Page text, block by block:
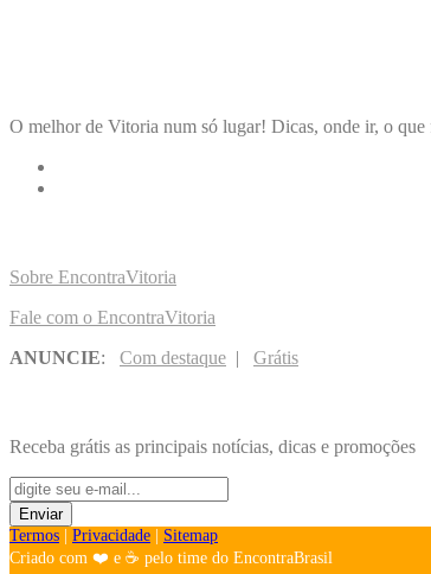
O melhor de Vitoria num só lugar! Dicas, onde ir, o
Sobre EncontraVitoria
Fale com o EncontraVitoria
ANUNCIE: Com destaque | Grátis
Receba grátis as principais notícias, dicas e promoções
Termos Privacidade
Sitemap
Criado com ❤️ e ☕ pelo time do EncontraBrasil